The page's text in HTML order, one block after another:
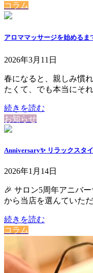
コラム
アロママッサージを始める
2026年3月11日
春になると、親しみ慣
たくて、でも本当にそ
続きを読む
お知らせ
Anniversary✨ リラックスタ
2026年1月14日
🎉 サロン5周年アニバ
から当店を選んていた
続きを読む
コラム